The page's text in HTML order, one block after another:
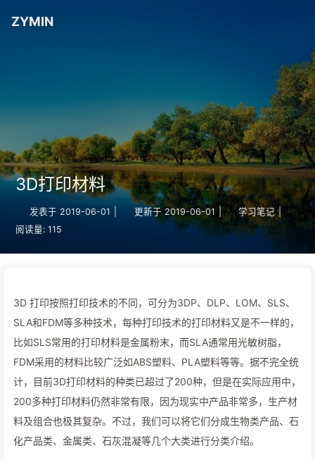
ZYMIN
3D打印材料
发表于 2019-06-01 更新于 2019-06-01 | 学习笔记 |
阅读量: 115
3D 打印按照打印技术的不同，可分为3DP、DLP、LOM、SLS、
SLA和FDM等多种技术，每种打印技术的打印材料又是不一样的，
比如SLS常用的打印材料是金属粉末，而SLA通常用光敏树脂，
FDM采用的材料比较广泛如ABS塑料、PLA塑料等等。据不完全统
计，目前3D打印材料的种类已超过了200种，但是在实际应用中，
200多种打印材料仍然非常有限，因为现实中产品非常多，生产材
料及组合也极其复杂。不过，我们可以将它们分成生物类产品、石
化产品类、金属类、石灰混凝等几个大类进行分类介绍。